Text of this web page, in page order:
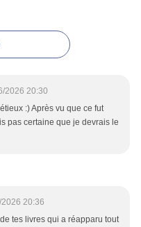
2026 20:30
:) Après vu que ce fut
pas certaine que je devrais le
20:36
tes livres qui a réapparu tout